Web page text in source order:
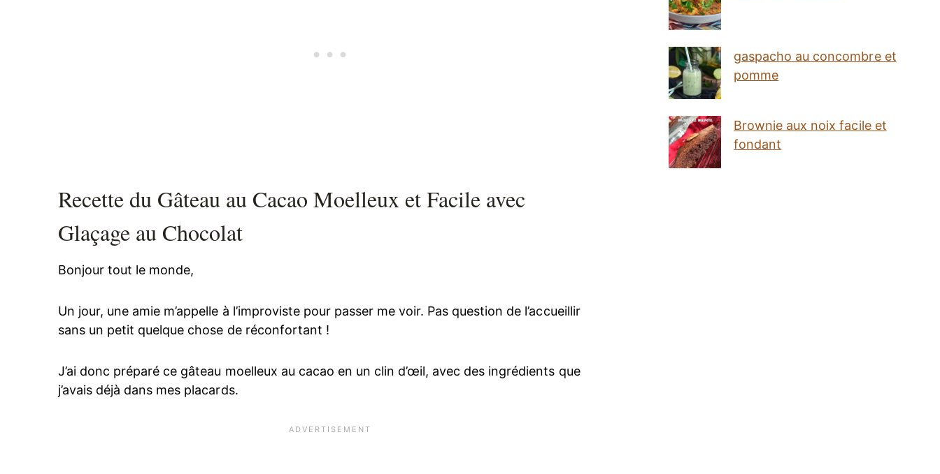
Recette du Gâteau au Cacao Moelleux et Facile avec
Glaçage au Chocolat
Bonjour tout le monde,
Un jour, une amie m’appelle à l’improviste pour passer me voir. Pas question de l’accueillir
sans un petit quelque chose de réconfortant !
J’ai donc préparé ce gâteau moelleux au cacao en un clin d’œil, avec des ingrédients que
j’avais déjà dans mes placards.
gaspacho au concombre et
pomme
Brownie aux noix facile et
fondant